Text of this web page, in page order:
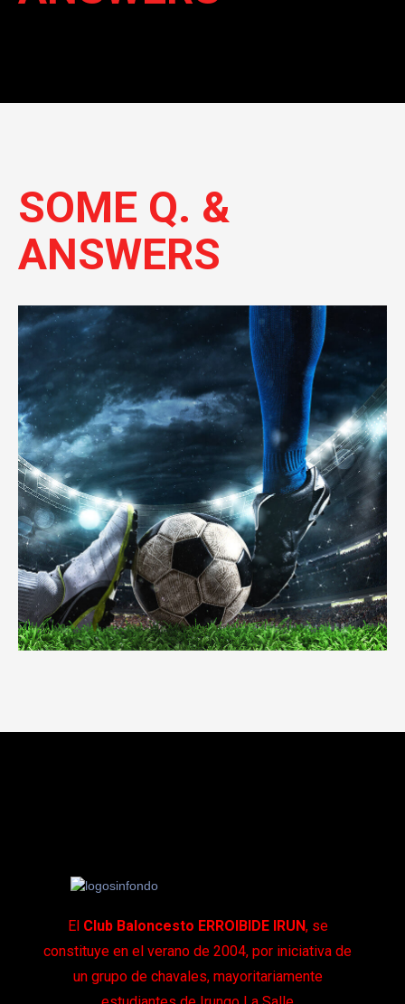
SOME Q. &
ANSWERS
El Club Baloncesto ERROIBIDE IRUN, se
constituye en el verano de 2004, por iniciativa de
un grupo de chavales, mayoritariamente